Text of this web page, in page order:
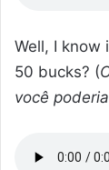
Well, I know
50 bucks? (
você